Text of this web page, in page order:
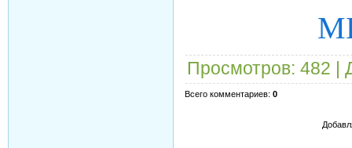
Просмотров: 482 |
Всего комментариев: 0